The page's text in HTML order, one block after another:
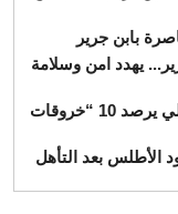
بابن جرير
يهدد امن وسلامة
بعد احالته على الدستورية.. المحامي منديلي يرصد 10 “خروقات
الأطلس بعد التأهل